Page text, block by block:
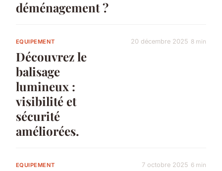
déménagement ?
EQUIPEMENT
Découvrez le
balisage
lumineux :
visibilité et
sécurité
améliorées.
20 décembre 2025 8 min
EQUIPEMENT 7 octobre 2025 6 min